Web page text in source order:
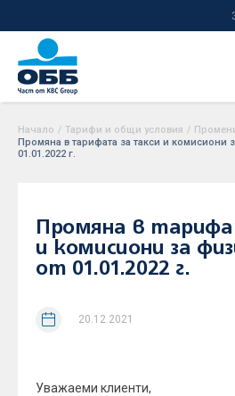
Начало / Тарифи и общи условия /
Промяна в тарифата за такси и комисиони
01.01.2022 г.
Промяна в
и комисиони за
от 01.01.2022 г.
20.12.2021
Уважаеми клиенти,